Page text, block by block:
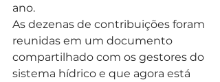
ano.
As dezenas de contribuições foram
reunidas em um documento
compartilhado com os gestores do
sistema hídrico e que agora está